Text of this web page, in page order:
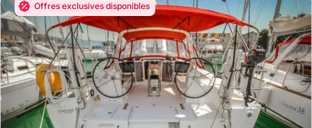
Offres exclusives disponibles